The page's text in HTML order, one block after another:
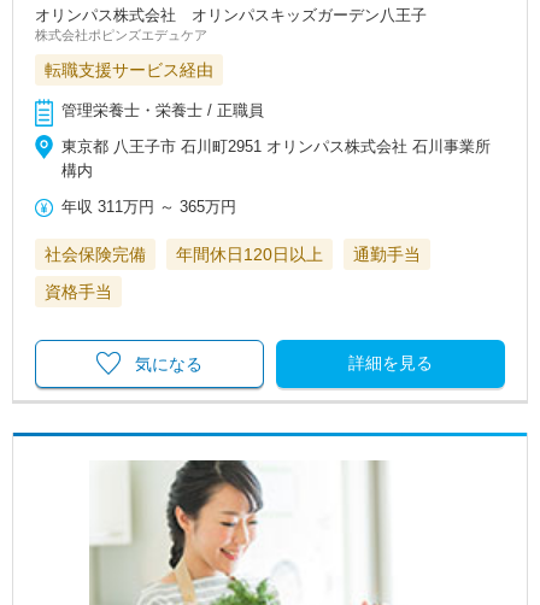
オリンパス株式会社 オリンパスキッズガーデン八王子
株式会社ポピンズエデュケア
転職支援サービス経由
管理栄養士・栄養士 / 正職員
東京都 八王子市 石川町2951 オリンパス株式会社 石川事業所
構内
年収 311万円 ～365万円
社会保険完備 年間休日120日以上
通勤手当
資格手当
詳細を見る
気になる